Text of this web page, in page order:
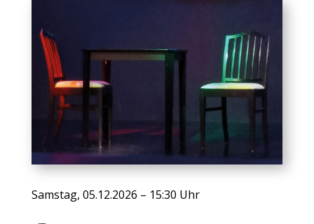
Samstag, 05.12.2026 – 15:30 Uhr